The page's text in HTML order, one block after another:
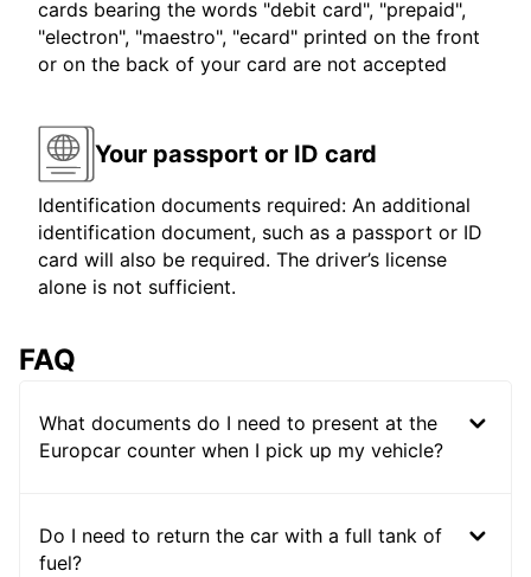
cards bearing the words "debit card", "prepaid",
"electron", "maestro", "ecard" printed on the front
or on the back of your card are not accepted
Your passport or ID card
Identification documents required: An additional
identification document, such as a passport or ID
card will also be required. The driver’s license
alone is not sufficient.
FAQ
What documents do I need to present at the
Europcar counter when I pick up my vehicle?
Do I need to return the car with a full tank of
fuel?